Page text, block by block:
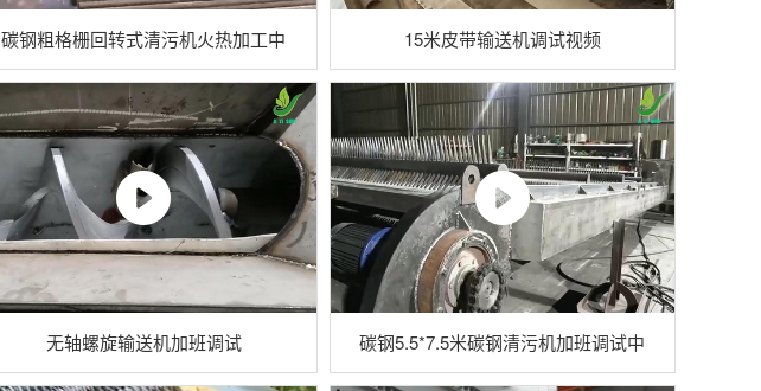
碳钢粗格栅回转式清污机火热加工中 15米皮带输送机调试视频
无轴螺旋输送机加班调试 碳钢5.5*7.5米碳钢清污机加班调试中